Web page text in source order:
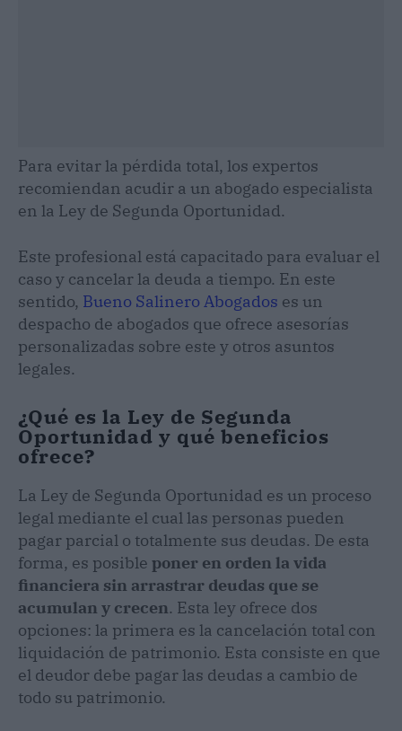
Para evitar la pérdida total, los expertos
recomiendan acudir a un abogado especialista
en la Ley de Segunda Oportunidad.
Este profesional está capacitado para evaluar el
caso y cancelar la deuda a tiempo. En este
sentido, Bueno Salinero Abogados es un
despacho de abogados que ofrece asesorías
personalizadas sobre este y otros asuntos
legales.
¿Qué es la Ley de Segunda
Oportunidad y qué beneficios
ofrece?
La Ley de Segunda Oportunidad es un proceso
legal mediante el cual las personas pueden
pagar parcial o totalmente sus deudas. De esta
forma, es posible poner en orden la vida
financiera sin arrastrar deudas que se
acumulan y crecen. Esta ley ofrece dos
opciones: la primera es la cancelación total con
liquidación de patrimonio. Esta consiste en que
el deudor debe pagar las deudas a cambio de
todo su patrimonio.